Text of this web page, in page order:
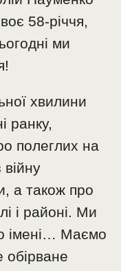
58-річчя,
ми
хвилини
ранку,
полеглих на
а також про
і районі. Ми
імені… Маємо
обірване